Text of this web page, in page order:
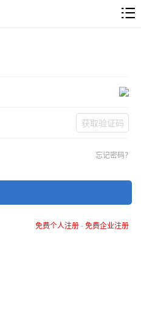
获取验证码
忘记密码？
免费个人注册-免费企业注册